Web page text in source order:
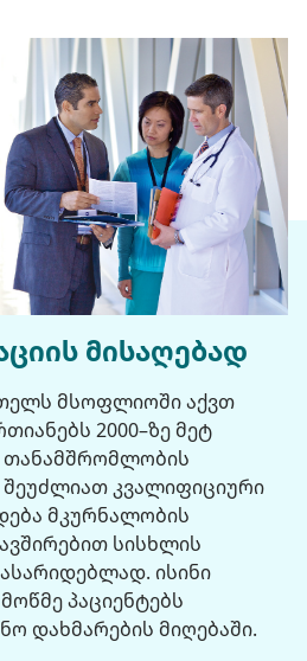
მისაღებად
მსოფლიოში აქვთ
2000–ზე მეტ
კვალიფიციური
მკურნალობის
სისხლის
ისინი
პაციენტებს
დახმარების მიღებაში.